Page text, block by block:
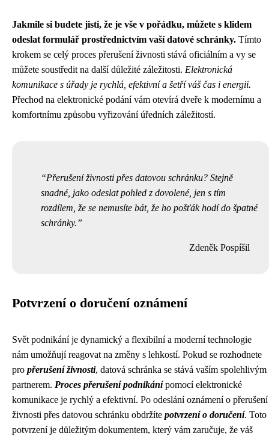
Jakmile si budete jisti, že je vše v pořádku, můžete s klidem
odeslat formulář prostřednictvím vaší datové schránky. Tímto
krokem se celý proces přerušení živnosti stává oficiálním a vy se
můžete soustředit na další důležité záležitosti. Elektronická
komunikace s úřady je rychlá, efektivní a šetří váš čas i energii.
Přechod na elektronické podání vám otevírá dveře k modernímu a
komfortnímu způsobu vyřizování úředních záležitostí.
Přerušení živnosti přes datovou schránku? Stejně
snadné, jako odeslat pohled z dovolené, jen s tím
rozdílem, že se nemusíte bát, že ho pošťák hodí do špatné
schránky.
Zdeněk Pospíšil
Potvrzení o doručení oznámení
Svět podnikání je dynamický a flexibilní a moderní technologie
nám umožňují reagovat na změny s lehkostí. Pokud se rozhodnete
pro přerušení živnosti, datová schránka se stává vaším spolehlivým
partnerem. Proces přerušení podnikánípomocí elektronické
komunikace je rychlý a efektivní. Po odeslání oznámení o přerušení
živnosti přes datovou schránku obdržíte potvrzení o doručení. Toto
potvrzení je důležitým dokumentem, který vám zaručuje, že váš